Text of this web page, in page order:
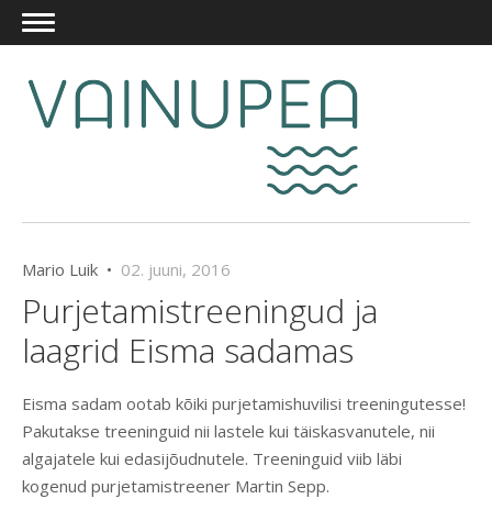
Mario Luik • 02. juuni, 2016
Purjetamistreeningud ja
laagrid Eisma sadamas
Eisma sadam ootab kõiki purjetamishuvilisi treeningutesse!
Pakutakse treeninguid nii lastele kui täiskasvanutele, nii
algajatele kui edasijõudnutele. Treeninguid viib läbi
kogenud purjetamistreener Martin Sepp.